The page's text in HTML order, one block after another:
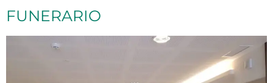
FUNERARIO